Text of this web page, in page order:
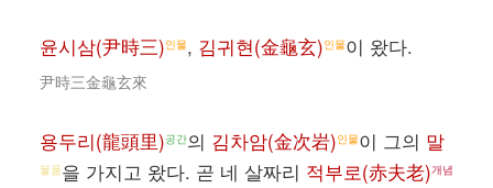
윤시삼(尹時三)인물, 김귀현(金龜玄)인물이 왔다.
尹時三金龜玄來
용두리(龍頭里)공간의 김차암(金次岩)인물이 그의 말
물품을 가지고 왔다. 곧 네 살짜리 적부로(赤夫老)개념